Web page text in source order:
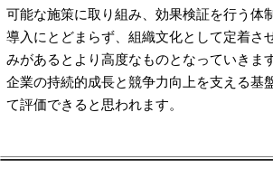
可能な施策に取り組み、効果検証を行う体
導入にとどまらず、組織文化として定着さ
みがあるとより高度なものとなっていきま
企業の持続的成長と競争力向上を支える基
て評価できると思われます。